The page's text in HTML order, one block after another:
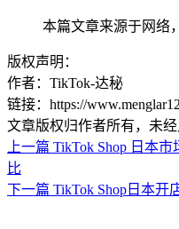
本篇文章来源于网络
版权声明：
作者：TikTok-达秘
链接：https://
文章版权归作者所有，未经
上一篇 TikTok Shop 日本
比
下一篇 TikTok Shop日本开